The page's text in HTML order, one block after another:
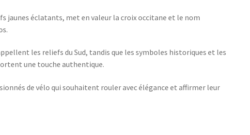
jaunes éclatants, met en valeur la croix occitane et le nom
les reliefs du Sud, tandis que les symboles historiques et les
une touche authentique.
de vélo qui souhaitent rouler avec élégance et affirmer leur